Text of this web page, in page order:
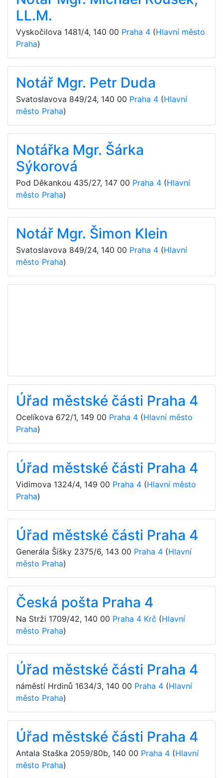
LL.M.
Vyskočilova 1481/4, 140 00 Praha 4 (Hlavní město
Praha)
Notář Mgr. Petr Duda
Svatoslavova 849/24, 140 00 Praha 4 (Hlavní
město Praha)
Notářka Mgr. Šárka
Sýkorová
Pod Děkankou 435/27, 147 00 Praha 4 (Hlavní
město Praha)
Notář Mgr. Šimon Klein
Svatoslavova 849/24, 140 00 Praha 4 (Hlavní
město Praha)
Úřad městské části Praha 4
Ocelíkova 672/1, 149 00 Praha 4 (Hlavní město
Praha)
Úřad městské části Praha 4
Vidimova 1324/4, 149 00 Praha 4 (Hlavní město
Praha)
Úřad městské části Praha 4
Generála Šišky 2375/6, 143 00 Praha 4 (Hlavní
město Praha)
Česká pošta Praha 4
Na Strži 1709/42, 140 00 Praha 4 Krč (Hlavní
město Praha)
Úřad městské části Praha 4
náměstí Hrdinů 1634/3, 140 00 Praha 4 (Hlavní
město Praha)
Úřad městské části Praha 4
Antala Staška 2059/80b, 140 00 Praha 4 (Hlavní
město Praha)